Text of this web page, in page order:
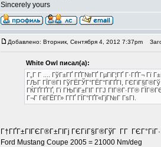
Sincerely yours
Добавлено: Вторник, Сентября 4, 2012 7:37pm
White Owl писал(а):
Г„Г Г .... ГўГ±ГҐ ГҐГ№ГҐ ГµГіГ¦ГҐ Г·ГҐГ¬ Гї
ГЉГ ГЇГ®ГІ ГўГЁГЎГ°ГЁГ°ГіГҐГІ,
ГЌГҐГҐГҐ, Гї ГЊГіГ±ГІГ Г­ГЈ ГІГ®Г·Г­Г®
Г¬Г ГёГЁГ­Г» Г­ГҐ ГЇГ°ГҐГ«ГјГ№Г ГѕГІ.
Г†ГҐГ±ГІГЄГ®Г±ГІГј ГЄГіГ§Г®ГўГ Г­Г
Ford Mustang Coupe 2005 = 21000 Nm/deg